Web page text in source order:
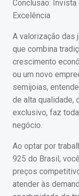
Conclusão: Invista
Excelência
A valorização das
que combina
crescimento
ou um novo
semijoias,
de alta qualidade,
exclusivo, faz
negócio.
Ao optar por
925 do Brasil,
preços
atender às